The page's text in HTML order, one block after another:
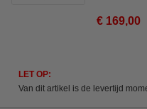
€ 169,00
LET OP:
Van dit artikel is de levertijd